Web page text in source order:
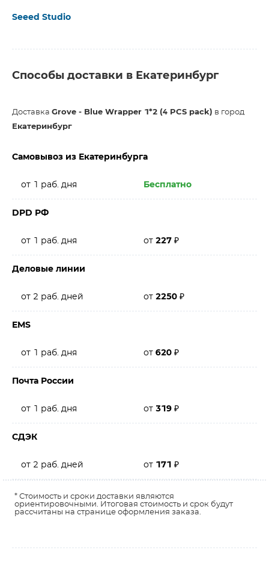
Seeed Studio
Способы доставки в Екатеринбург
Доставка Grove - Blue Wrapper 1*2 (4 PCS pack) в город
Екатеринбург
Самовывоз из Екатеринбурга
от 1 раб. дня Бесплатно
DPD РФ
от 1 раб. дня от 227 ₽
Деловые линии
от 2 раб. дней от 2250 ₽
EMS
от 1 раб. дня от 620 ₽
Почта России
от 1 раб. дня от 319 ₽
СДЭК
от 2 раб. дней от 171 ₽
* Стоимость и сроки доставки являются
ориентировочными. Итоговая стоимость и срок будут
рассчитаны на странице оформления заказа.